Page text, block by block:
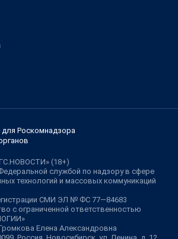
Роскомнадзора
(18+)
службой по надзору в сфере
технологий и массовых коммуникаций
СМИ ЭЛ № ФС 77—84683
с ограниченной ответственностью
Елена Александровна